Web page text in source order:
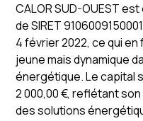
CALOR SUD-OUEST
de SIRET
4 février 2022, ce qui
jeune mais dynamique
énergétique. Le capital
2 000,00 €, reflétant
des solutions